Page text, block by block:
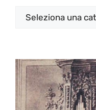
Categorie